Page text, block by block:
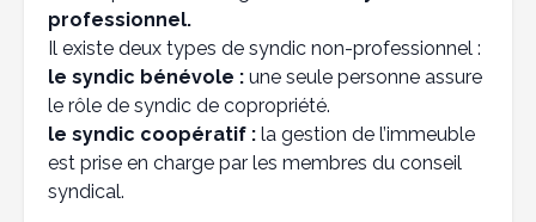
professionnel.
Il existe deux types de syndic non-professionnel :
le syndic bénévole : une seule personne assure
le rôle de syndic de copropriété.
le syndic coopératif : la gestion de l’immeuble
est prise en charge par les membres du conseil
syndical.